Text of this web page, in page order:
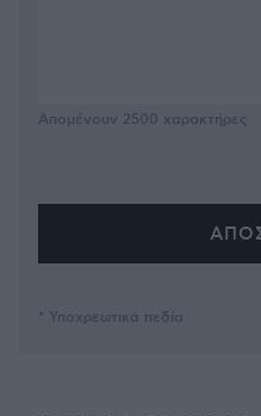
Απομένουν 2500 χαρακτήρες
* Υποχρεωτικά πεδία